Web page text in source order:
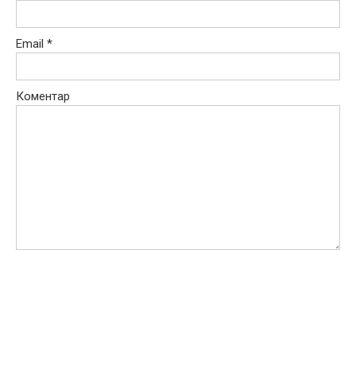
Email *
Коментар